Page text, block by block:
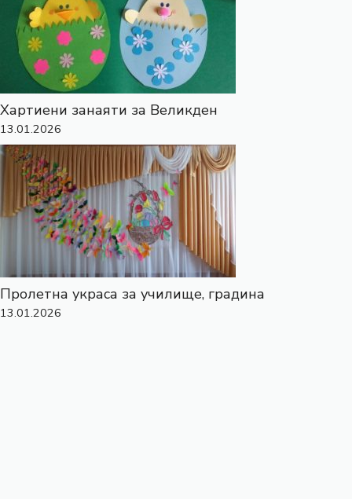
Хартиени занаяти за Великден
13.01.2026
Пролетна украса за училище, градина
13.01.2026